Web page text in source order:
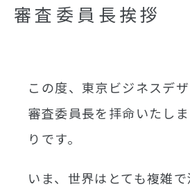
審査委員長挨拶
この度、東京ビジネスデ
審査委員長を拝命いたし
りです。
いま、世界はとても複雑で